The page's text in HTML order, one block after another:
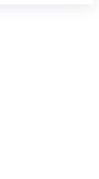
обрабатывались,
покиньте сайт.